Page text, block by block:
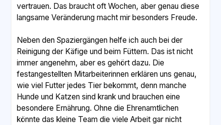
vertrauen. Das braucht oft Wochen, aber genau diese
langsame Veränderung macht mir besonders Freude.
Neben den Spaziergängen helfe ich auch bei der
Reinigung der Käfige und beim Füttern. Das ist nicht
immer angenehm, aber es gehört dazu. Die
festangestellten Mitarbeiterinnen erklären uns genau,
wie viel Futter jedes Tier bekommt, denn manche
Hunde und Katzen sind krank und brauchen eine
besondere Ernährung. Ohne die Ehrenamtlichen
könnte das kleine Team die viele Arbeit gar nicht